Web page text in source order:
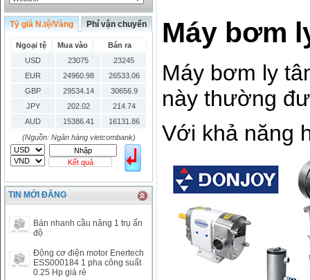
Tỷ giá N.tệ/Vàng Phí vận chuyển
Ngoại tệ Mua vào
Bán ra
USD
23075
23245
EUR
24960.98
26533.06
GBP
29534.14
30656.9
JPY
202.02
214.74
AUD
15386.41
16131.86
HKD
2906.04
3028.6
SGD
16755.29
17427.08
THB
666.2
786.99
CAD
17223.74
18058.21
CHF
23161.62
24283.77
INR
0
340.14
KWD
0
79758.97
MYR
0
(Nguồn: Ngân hàng vietcombank)
Kết quả
TIN MỚI ĐĂNG
Bán nhanh cầu nâng 1 trụ ấn
độ
Động cơ điện motor Enertech
ESS000184 1 pha công suất
0.25 Hp giá rẻ
Máy bơm
Máy bơm ly
này thường
Với khả năng